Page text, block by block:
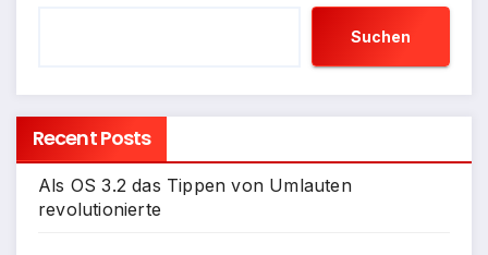
Suchen
Recent Posts
Als OS 3.2 das Tippen von Umlauten
revolutionierte